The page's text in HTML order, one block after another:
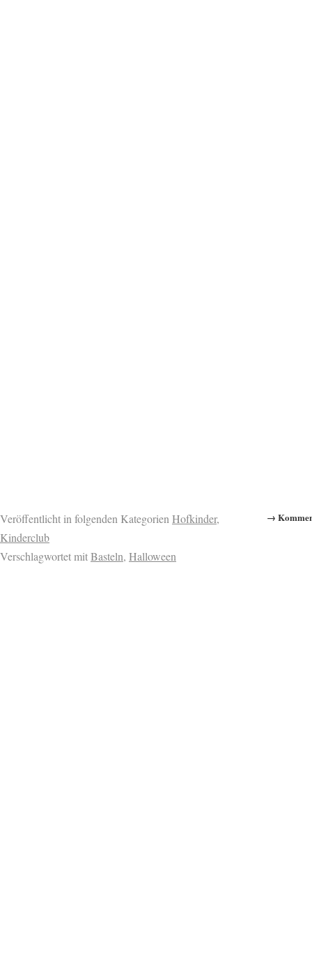
→
Veröffentlicht in folgenden KategorienHofkinder,
Kinderclub
Verschlagwortet mitBasteln, Halloween